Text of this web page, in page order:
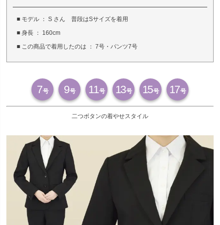
■ モデル ： S さん 普段はSサイズを着用
■ 身長 ： 160cm
■ この商品で着用したのは ： 7号・パンツ7号
7号 9号 11号 13号 15号 17号
二つボタンの着やせスタイル